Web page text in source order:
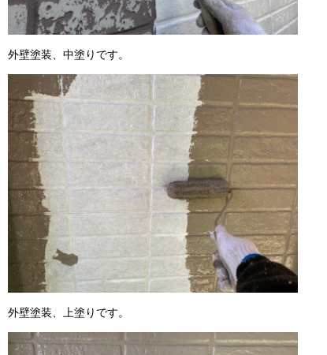
外壁塗装、中塗りです。
外壁塗装、上塗りです。